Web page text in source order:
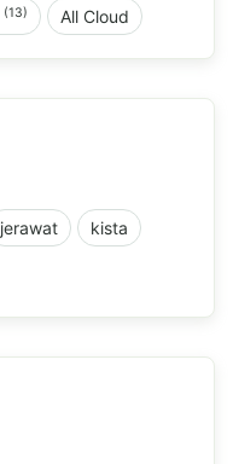
(13) All Cloud
jerawat kista